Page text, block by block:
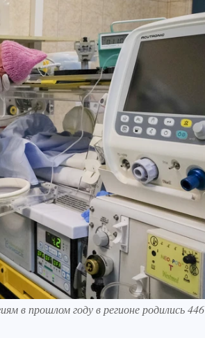
в прошлом году в регионе родились 446